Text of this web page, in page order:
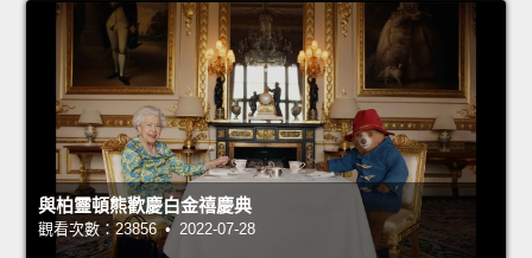
與柏靈頓熊歡慶白金禧慶典
觀看次數：23856 • 2022-07-28